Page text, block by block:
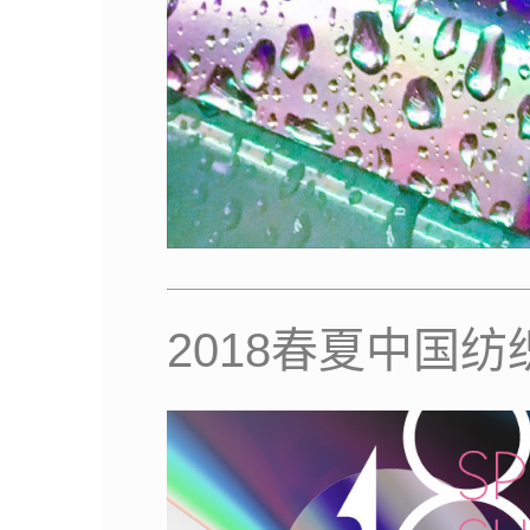
2018春夏中国纺